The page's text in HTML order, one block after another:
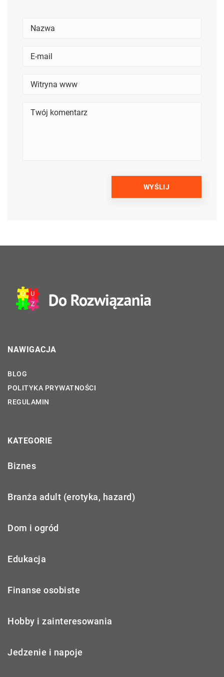
NAWIGACJA
BLOG
POLITYKA PRYWATNOŚCI
REGULAMIN
KATEGORIE
Biznes
Branża adult (erotyka, hazard)
Dom i ogród
Edukacja
Finanse osobiste
Hobby i zainteresowania
Jedzenie i napoje